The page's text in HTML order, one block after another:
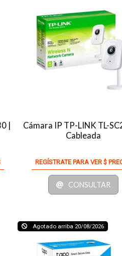
|
Cámara IP TP-LINK TL-
Cableada
REGÍSTRATE PARA VER $
CONSULTAR
Agotado arriba 20/08/2026